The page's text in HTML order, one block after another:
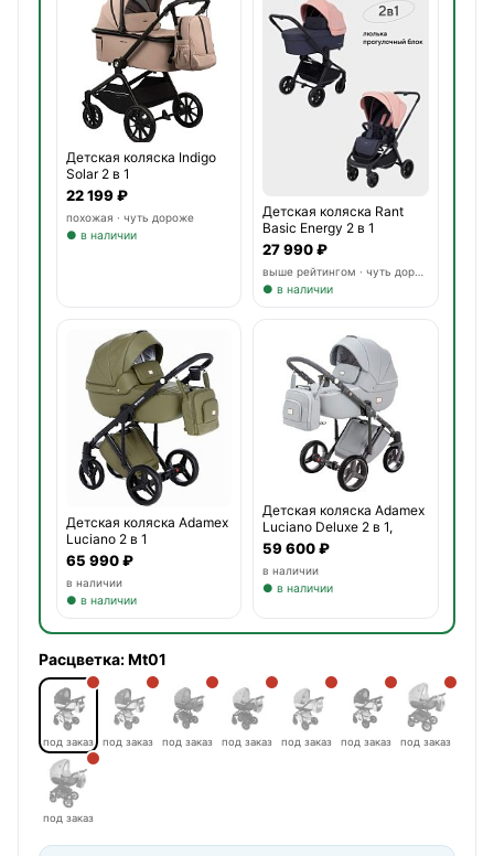
Детская коляска Indigo
Solar 2 в 1
22 199 ₽
похожая · чуть дороже
● в наличии
Детская коляска Rant
Basic Energy 2 в 1
27 990 ₽
● в наличии
Детская коляска Adamex
Luciano 2 в 1
65 990 ₽
в наличии
● в наличии
Детская коляска Adamex
Luciano Deluxe 2 в 1,
59 600 ₽
в наличии
● в наличии
Расцветка:Mt01
под заказ под заказ под заказ под заказ под заказ под заказ под заказ
под заказ